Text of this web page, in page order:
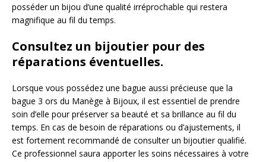
posséder un bijou d’une qualité irréprochable qui restera
magnifique au fil du temps.
Consultez un bijoutier pour des
réparations éventuelles.
Lorsque vous possédez une bague aussi précieuse que la
bague 3 ors du Manège à Bijoux, il est essentiel de prendre
soin d’elle pour préserver sa beauté et sa brillance au fil du
temps. En cas de besoin de réparations ou d’ajustements, il
est fortement recommandé de consulter un bijoutier qualifié.
Ce professionnel saura apporter les soins nécessaires à votre